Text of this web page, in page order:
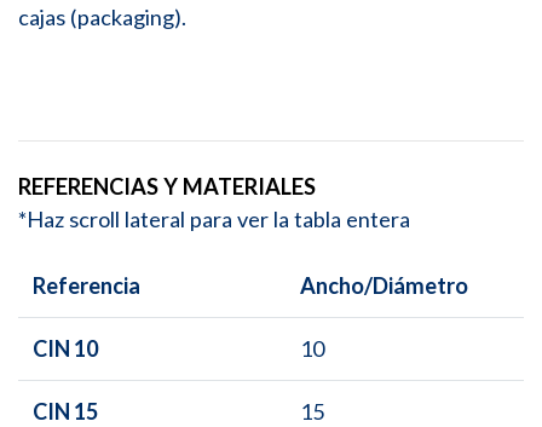
cajas (packaging).
REFERENCIAS Y MATERIALES
*Haz scroll lateral para ver la tabla entera
Referencia Ancho/Diámetro
CIN 10 10
CIN 15 15